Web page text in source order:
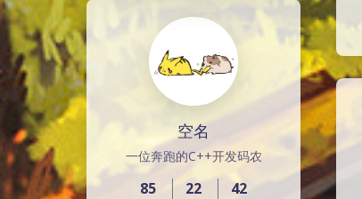
空名
一位奔跑的C++开发码农
85 22 42